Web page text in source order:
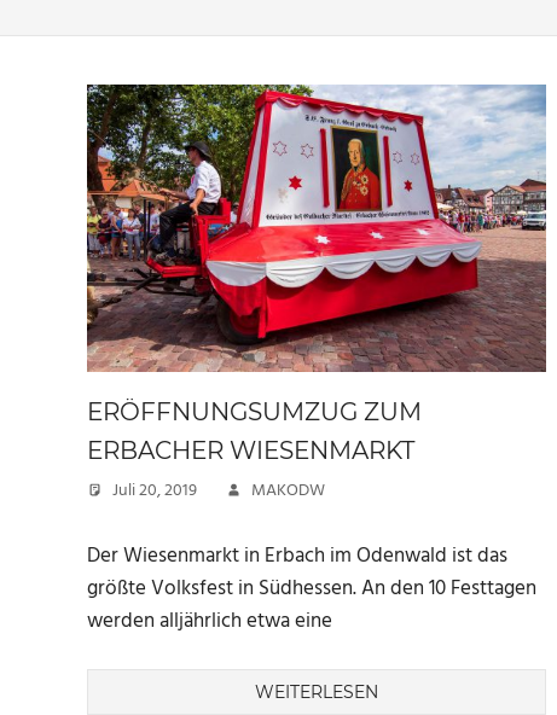
ERÖFFNUNGSUMZUG ZUM
ERBACHER WIESENMARKT
Juli 20, 2019 MAKODW
Der Wiesenmarkt in Erbach im Odenwald ist das
größte Volksfest in Südhessen. An den 10 Festtagen
werden alljährlich etwa eine
WEITERLESEN